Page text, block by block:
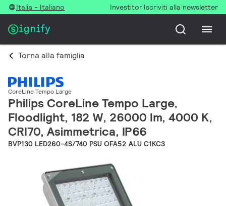
Italia - Italiano InvestitoriIscriviti alla newsletter
Torna alla famiglia
CoreLine Tempo Large
Philips CoreLine Tempo Large,
Floodlight, 182 W, 26000 lm, 4000 K,
CRI70, Asimmetrica, IP66
BVP130 LED260-4S/740 PSU OFA52 ALU C1KC3